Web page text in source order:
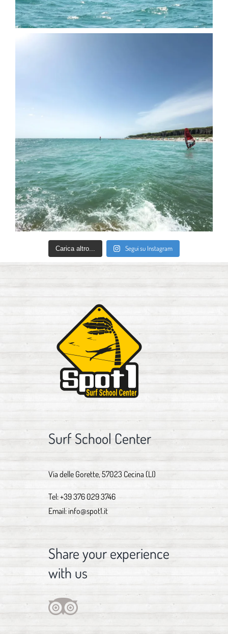
Carica altro... Segui su Instagram
Surf School Center
Via delle Gorette, 57023 Cecina (LI)
Tel:+39 376 029 3746
Email: info@spot1.it
Share your experience
with us